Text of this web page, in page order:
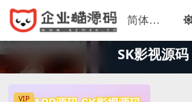
SK影视源码
VIP